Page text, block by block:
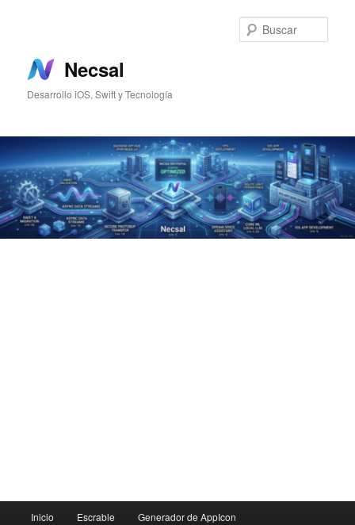
principal
secundario
Necsal
Desarrollo iOS, Swift y Tecnología
Inicio Escrable Generador de AppIcon